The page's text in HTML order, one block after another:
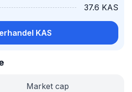
37.6 KAS
KAS
Market cap